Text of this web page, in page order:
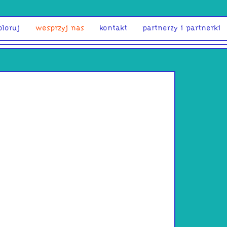
wesprzyj nas kontakt partnerzy i partnerki